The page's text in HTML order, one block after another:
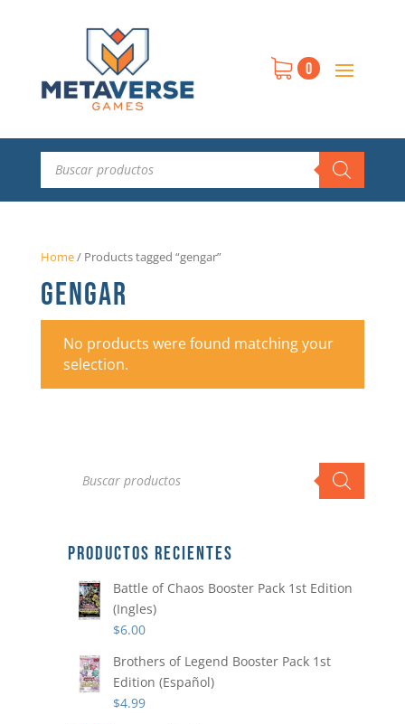
0
Búsqueda
productos
Home/ Products tagged “gengar”
GENGAR
No products were found matching your
selection.
productos
PRODUCTOS RECIENTES
Battle of Chaos Booster Pack 1st Edition
(Ingles)
$6.00
Brothers of Legend Booster Pack 1st
Edition (Español)
$4.99